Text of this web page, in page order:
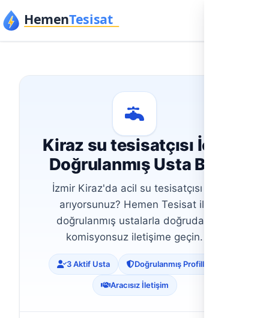
İçeriğe geç
Kiraz su tesisatçısı İçin
Doğrulanmış Usta Bul
İzmir Kiraz'da acil su tesisatçısı mı
arıyorsunuz? Hemen Tesisat ile
doğrulanmış ustalarla doğrudan,
komisyonsuz iletişime geçin.
3 Aktif Usta Doğrulanmış Profiller
Aracısız İletişim